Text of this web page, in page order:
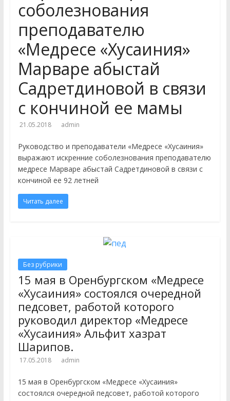
отделения Духовной
образовательной организации
«Медресе «Хусаиния» Амир (Эдуард)
Ганиев принял участие в работе V
Всероссийской научно-практической
конференции студентов
«Камалийские чтения», которая
прошла в Уфе в мечети «Ляля-
Тюльпан
«Хусаиния» провели генеральную
уборку в Центральной Соборной
мечети г. Оренбурга и в «Медресе
«Хусаиния»
соболезнования
преподавателю
«Медресе «Хусаиния»
Марваре абыстай
Садретдиновой в связи
с кончиной ее мамы
21.05.2018 admin
Руководство и преподаватели «Медресе «Хусаиния»
выражают искренние соболезнования преподавателю
медресе Марваре абыстай Садретдиновой в связи с
кончиной ее 92 летней
Читать далее
Без рубрики
15 мая в Оренбургском «Медресе
«Хусаиния» состоялся очередной
педсовет, работой которого
руководил директор «Медресе
«Хусаиния» Альфит хазрат
Шарипов.
17.05.2018 admin
15 мая в Оренбургском «Медресе «Хусаиния»
состоялся очередной педсовет, работой которого